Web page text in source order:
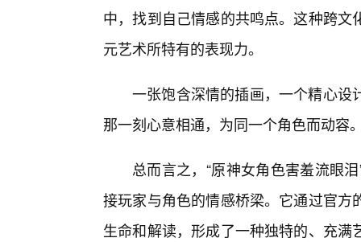
中，找到自己情感的共鸣点。这种跨
元艺术所特有的表现力。
一张饱含深情的插画，一个精心设
那一刻心意相通，为同一个角色而动容
总而言之，“原神女角色害羞流眼
接玩家与角色的情感桥梁。它通过官
生命和解读，形成了一种独特的、充